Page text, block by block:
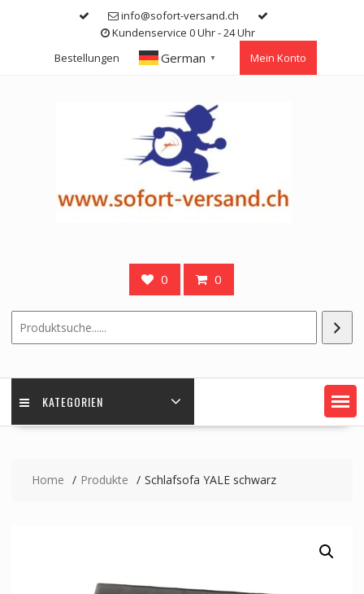
info@sofort-versand.ch
Kundenservice 0 Uhr - 24 Uhr
Bestellungen
German ▼ Mein Konto
0 0
KATEGORIEN
Home Produkte Schlafsofa YALE schwarz